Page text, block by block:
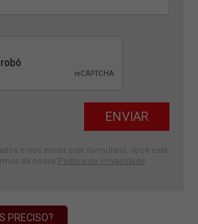
e nos enviar este formulário, você está
da nossa Política de Privacidade
PRECISO?